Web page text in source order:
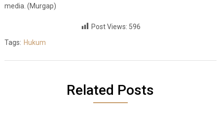
media. (Murgap)
Post Views: 596
Tags: Hukum
Related Posts